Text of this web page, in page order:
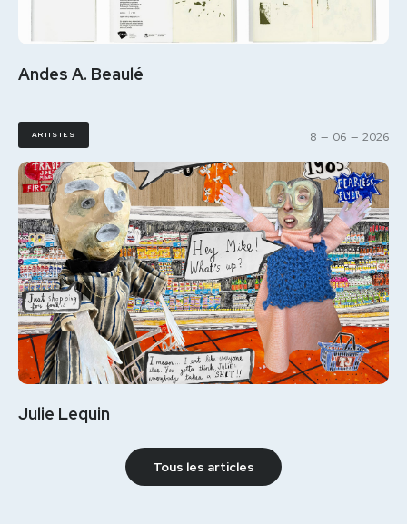
Andes A. Beaulé
ARTISTES 8 — 06 — 2026
Julie Lequin
Tous les articles